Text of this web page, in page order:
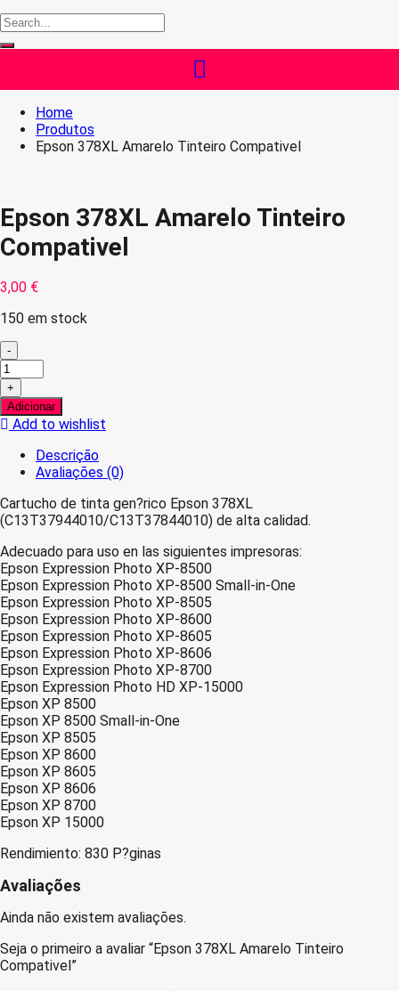
Home
Produtos
Epson 378XL Amarelo Tinteiro Compativel
Epson 378XL Amarelo Tinteiro
Compativel
3,00 €
150 em stock
-
Quantidade
de
Epson
378XL
Amarelo
Tinteiro
Compativel
+
Adicionar
Add to wishlist
Descrição
Avaliações (0)
Cartucho de tinta gen?rico Epson 378XL
(C13T37944010/C13T37844010) de alta calidad.
Adecuado para uso en las siguientes impresoras:
Epson Expression Photo XP-8500
Epson Expression Photo XP-8500 Small-in-One
Epson Expression Photo XP-8505
Epson Expression Photo XP-8600
Epson Expression Photo XP-8605
Epson Expression Photo XP-8606
Epson Expression Photo XP-8700
Epson Expression Photo HD XP-15000
Epson XP 8500
Epson XP 8500 Small-in-One
Epson XP 8505
Epson XP 8600
Epson XP 8605
Epson XP 8606
Epson XP 8700
Epson XP 15000
Rendimiento: 830 P?ginas
Avaliações
Ainda não existem avaliações.
Seja o primeiro a avaliar “Epson 378XL Amarelo Tinteiro
Compativel”